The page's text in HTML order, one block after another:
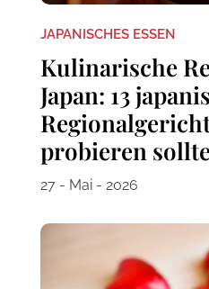
JAPANISCHES ESSEN
Kulinarische
Japan: 13
probieren
27 - Mai - 2026